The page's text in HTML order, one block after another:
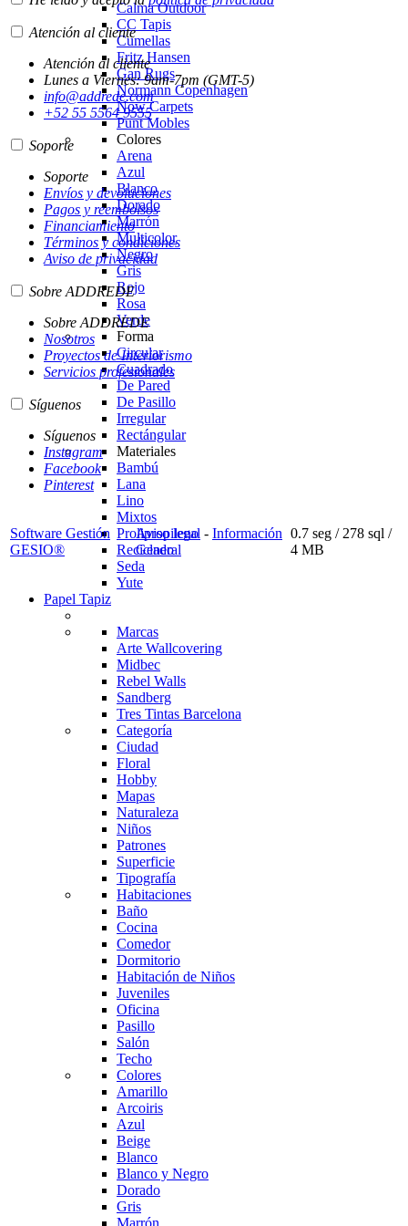
Calma Outdoor
CC Tapis
Cumellas
Fritz Hansen
Gan Rugs
Normann Copenhagen
Now Carpets
Punt Mobles
Colores
Arena
Azul
Blanco
Dorado
Marrón
Multicolor
Negro
Gris
Rojo
Rosa
Verde
Forma
Circular
Cuadrado
De Pared
De Pasillo
Irregular
Rectángular
Materiales
Bambú
Lana
Lino
Mixtos
Prolipropileno
Reciclado
Seda
Yute
Papel Tapiz
Marcas
Arte Wallcovering
Midbec
Rebel Walls
Sandberg
Tres Tintas Barcelona
Categoría
Ciudad
Floral
Hobby
Mapas
Naturaleza
Niños
Patrones
Superficie
Tipografía
Habitaciones
Baño
Cocina
Comedor
Dormitorio
Habitación de Niños
Juveniles
Oficina
Pasillo
Salón
Techo
Colores
Amarillo
Arcoiris
Azul
Beige
Blanco
Blanco y Negro
Dorado
Gris
Marrón
Atención al cliente
Atención al cliente
Lunes a Viernes: 9am-7pm (GMT-5)
info@addrede.com
+52 55 5564 9555
Soporte
Soporte
Envíos y devoluciones
Pagos y reembolsos
Financiamiento
Términos y condiciones
Aviso de privacidad
Sobre ADDREDE
Sobre ADDREDE
Nosotros
Proyectos de Interiorismo
Servicios profesionales
Síguenos
Síguenos
Instagram
Facebook
Pinterest
Software Gestión
GESIO®
Aviso legal - Información
General
0.7 seg / 278 sql /
4 MB